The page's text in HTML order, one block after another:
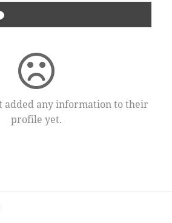
added any information to their
profile yet.